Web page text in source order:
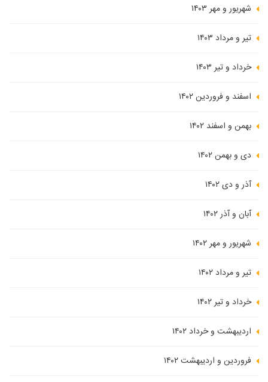
شهریور و مهر ۱۴۰۳
تیر و مرداد ۱۴۰۳
خرداد و تیر ۱۴۰۳
اسفند و فروردین ۱۴۰۲
بهمن و اسفند ۱۴۰۲
دی و بهمن ۱۴۰۲
آذر و دی ۱۴۰۲
آبان و آذر ۱۴۰۲
شهریور و مهر ۱۴۰۲
تیر و مرداد ۱۴۰۲
خرداد و تیر ۱۴۰۲
اردیبهشت و خرداد ۱۴۰۲
فروردین و اردیبهشت ۱۴۰۲